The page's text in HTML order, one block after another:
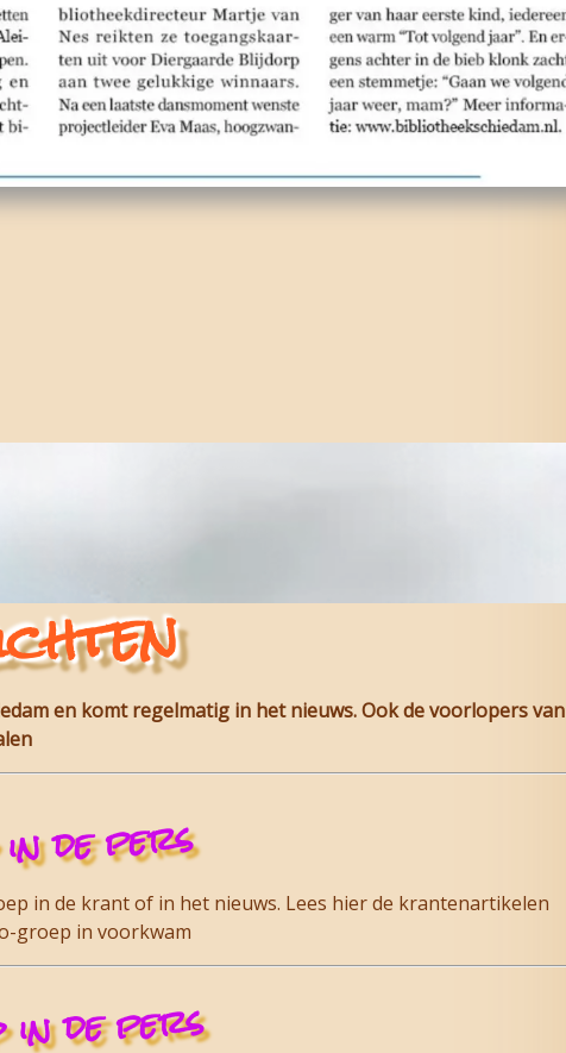
en komt regelmatig in het nieuws. Ook de voorlopers van
de pers
in de krant of in het nieuws. Lees hier de krantenartikelen
groep in voorkwam